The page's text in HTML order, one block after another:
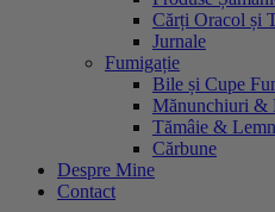
Cărți Oracol și
Jurnale
Fumigație
Bile și Cupe
Mănunchiuri &
Tămâie &
Cărbune
Despre Mine
Contact